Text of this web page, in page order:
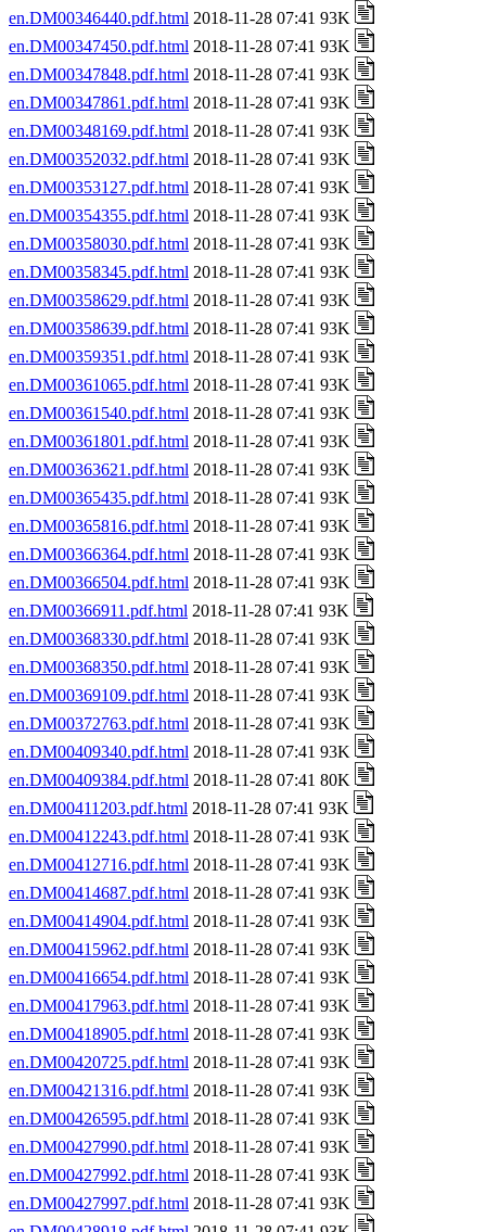
en.DM00346440.pdf.html 2018-11-28 07:41 93K
en.DM00347450.pdf.html 2018-11-28 07:41 93K
en.DM00347848.pdf.html 2018-11-28 07:41 93K
en.DM00347861.pdf.html 2018-11-28 07:41 93K
en.DM00348169.pdf.html 2018-11-28 07:41 93K
en.DM00352032.pdf.html 2018-11-28 07:41 93K
en.DM00353127.pdf.html 2018-11-28 07:41 93K
en.DM00354355.pdf.html 2018-11-28 07:41 93K
en.DM00358030.pdf.html 2018-11-28 07:41 93K
en.DM00358345.pdf.html 2018-11-28 07:41 93K
en.DM00358629.pdf.html 2018-11-28 07:41 93K
en.DM00358639.pdf.html 2018-11-28 07:41 93K
en.DM00359351.pdf.html 2018-11-28 07:41 93K
en.DM00361065.pdf.html 2018-11-28 07:41 93K
en.DM00361540.pdf.html 2018-11-28 07:41 93K
en.DM00361801.pdf.html 2018-11-28 07:41 93K
en.DM00363621.pdf.html 2018-11-28 07:41 93K
en.DM00365435.pdf.html 2018-11-28 07:41 93K
en.DM00365816.pdf.html 2018-11-28 07:41 93K
en.DM00366364.pdf.html 2018-11-28 07:41 93K
en.DM00366504.pdf.html 2018-11-28 07:41 93K
en.DM00366911.pdf.html 2018-11-28 07:41 93K
en.DM00368330.pdf.html 2018-11-28 07:41 93K
en.DM00368350.pdf.html 2018-11-28 07:41 93K
en.DM00369109.pdf.html 2018-11-28 07:41 93K
en.DM00372763.pdf.html 2018-11-28 07:41 93K
en.DM00409340.pdf.html 2018-11-28 07:41 93K
en.DM00409384.pdf.html 2018-11-28 07:41 80K
en.DM00411203.pdf.html 2018-11-28 07:41 93K
en.DM00412243.pdf.html 2018-11-28 07:41 93K
en.DM00412716.pdf.html 2018-11-28 07:41 93K
en.DM00414687.pdf.html 2018-11-28 07:41 93K
en.DM00414904.pdf.html 2018-11-28 07:41 93K
en.DM00415962.pdf.html 2018-11-28 07:41 93K
en.DM00416654.pdf.html 2018-11-28 07:41 93K
en.DM00417963.pdf.html 2018-11-28 07:41 93K
en.DM00418905.pdf.html 2018-11-28 07:41 93K
en.DM00420725.pdf.html 2018-11-28 07:41 93K
en.DM00421316.pdf.html 2018-11-28 07:41 93K
en.DM00426595.pdf.html 2018-11-28 07:41 93K
en.DM00427990.pdf.html 2018-11-28 07:41 93K
en.DM00427992.pdf.html 2018-11-28 07:41 93K
en.DM00427997.pdf.html 2018-11-28 07:41 93K